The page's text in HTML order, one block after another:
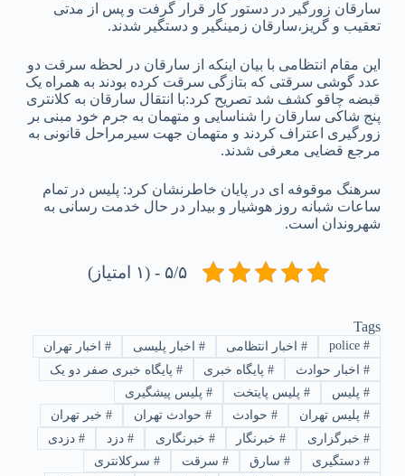
سارقان زورگیر در دستور کار قرار گرفت و پس از مدتی
تعقیب و گریز،سارقان زمینگیر و دستگیر شدند.
این مقام انتظامی با بیان اینکه از سارقان در لحظه سرقت دو
عدد گوشی سرقتی که بتازگی سرقت کرده بودند به همراه یک
قبضه چاقو کشف شد تصریح کرد:با انتقال سارقان به کلانتری
پنج شاکی سارقان را شناسایی و متهمان به جرم خود مبنی بر
زورگیری اعتراف کردند و متهمان جهت سیرمراحل قانونی به
مرجع قضایی معرفی شدند.
سرهنگ موقوفه ای در پایان خاطرنشان کرد: پلیس در تمام
ساعات شبانه روز هوشیار و بیدار در حال خدمت رسانی به
شهروندان است.
۵/۵ - (۱ امتیاز)
Tags
#
police
#اخبار انتظامی # اخبار پلیسی # اخبار تهران
#اخبار حوادث #پایگاه خبری # پایگاه خبری صفر دو یک
#پلیس #پلیس پایتخت # پلیس پیشگیری
#پلیس تهران #حوادث # حوادث تهران # خبر تهران
#خبرگزاری #خبرنگار # خبرنگاری # دزد #دزدی
#دستگیری #سارق # سرقت # سرکلانتری